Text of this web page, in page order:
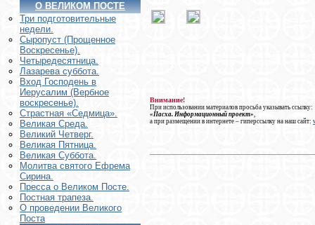
О ВЕЛИКОМ ПОСТЕ
Три подготовительные
недели.
Сыропуст (Прощенное
Воскресенье).
Четыредесятница.
Лазарева суббота.
Вход Господень в
Иерусалим (Вербное
воскресенье).
Страстная «Седмица».
Великая Среда.
Великий Четверг.
Великая Пятница.
Великая Суббота.
Молитва святого Ефрема
Сирина.
Пресса о Великом Посте.
Постная трапеза.
О проведении Великого
Поста
Внимание!
При использовании материалов просьба указывать ссылку:
«Пасха. Информационный проект»
а при размещении в интернете – гиперссылку на наш сайт: